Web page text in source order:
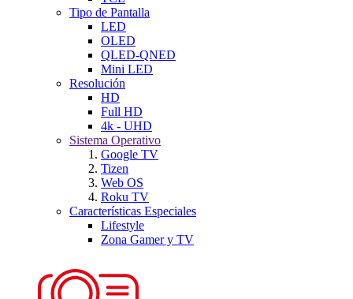
Tipo de Pantalla
LED
OLED
QLED-QNED
Mini LED
Resolución
HD
Full HD
4k - UHD
Sistema Operativo
Google TV
Tizen
Web OS
Roku TV
Características Especiales
Lifestyle
Zona Gamer y TV